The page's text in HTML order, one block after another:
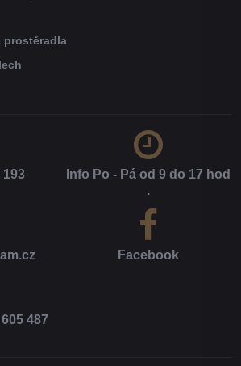
prostěradla
193
Info Po - Pá od 9 do 17 hod​
.
Facebook
487